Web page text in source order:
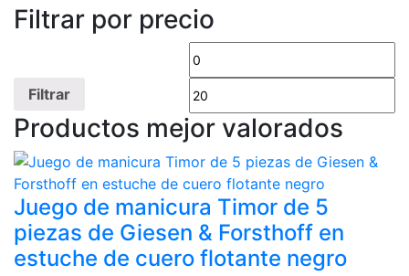
Filtrar por precio
Precio
Filtrar
Productos mejor valorados
Juego de manicura Timor de 5
piezas de Giesen & Forsthoff en
estuche de cuero flotante negro